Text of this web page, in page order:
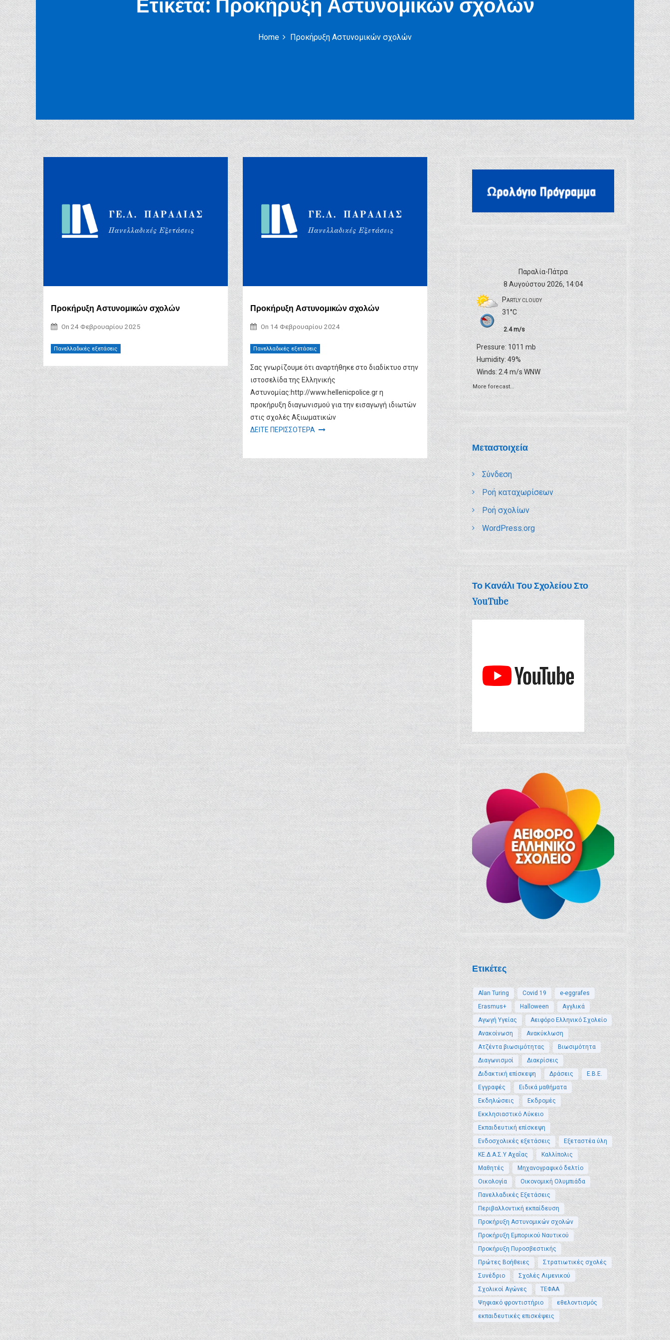
Home Προκήρυξη Αστυνομικών σχολών
Προκήρυξη Αστυνομικών σχολών
On 24 Φεβρουαρίου 2025
Πανελλαδικές εξετάσεις
Προκήρυξη Αστυνομικών σχολών
On 14 Φεβρουαρίου 2024
Πανελλαδικές εξετάσεις
Σας γνωρίζουμε ότι αναρτήθηκε στο διαδίκτυο στην
ιστοσελίδα της Ελληνικής
Αστυνομίας:http://www.hellenicpolice.gr η
προκήρυξη διαγωνισμού για την εισαγωγή ιδιωτών
στις σχολές Αξιωματικών
ΔΕΙΤΕ ΠΕΡΙΣΣΟΤΕΡΑ
Παραλία-Πάτρα
8 Αυγούστου 2026, 14:04
Partly cloudy
31°C
2.4 m/s
Pressure: 1011 mb
Humidity: 49%
Winds: 2.4 m/s WNW
More forecast...
Μεταστοιχεία
Σύνδεση
Ροή καταχωρίσεων
Ροή σχολίων
WordPress.org
Το Κανάλι Του Σχολείου Στο
YouTube
Ετικέτες
Alan Turing Covid 19
e-eggrafes
Erasmus+
Halloween
Αγγλικά
Αγωγή Υγείας
Αειφόρο Ελληνικό Σχολείο
Ανακοίνωση
Ανακύκλωση
Ατζέντα βιωσιμότητας
Βιωσιμότητα
Διαγωνισμοί
Διακρίσεις
Διδακτική επίσκεψη
Δράσεις
Ε.Β.Ε.
Εγγραφές
Ειδικά μαθήματα
Εκδηλώσεις
Εκδρομές
Εκκλησιαστικό Λύκειο
Εκπαιδευτική επίσκεψη
Ενδοσχολικές εξετάσεις
Εξεταστέα ύλη
ΚΕ.Δ.Α.Σ.Υ Αχαΐας
Καλλίπολις
Μαθητές
Μηχανογραφικό δελτίο
Οικολογία
Οικονομική Ολυμπιάδα
Πανελλαδικές Εξετάσεις
Περιβαλλοντική εκπαίδευση
Προκήρυξη Αστυνομικών σχολών
Προκήρυξη Εμπορικού Ναυτικού
Προκήρυξη Πυροσβεστικής
Πρώτες Βοήθειες
Στρατιωτικές σχολές
Συνέδριο
Σχολές Λιμενικού
Σχολικοί Αγώνες
ΤΕΦΑΑ
Ψηφιακό φροντιστήριο
εθελοντισμός
εκπαιδευτικές επισκέψεις